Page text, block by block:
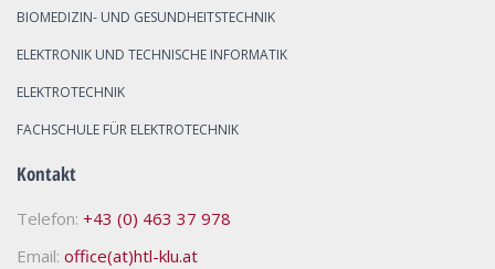
BIOMEDIZIN- UND GESUNDHEITSTECHNIK
ELEKTRONIK UND TECHNISCHE INFORMATIK
ELEKTROTECHNIK
FACHSCHULE FÜR ELEKTROTECHNIK
Kontakt
Telefon: +43 (0) 463 37 978
Email: office(at)htl-klu.at